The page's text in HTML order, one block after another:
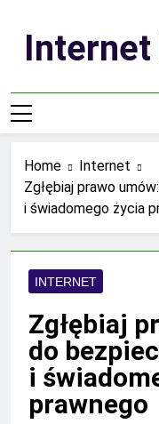
contentInternet
Home
Internet
Zgłębiaj prawo
i świadomego życia
INTERNET
Zgłębiaj
do
i
prawnego